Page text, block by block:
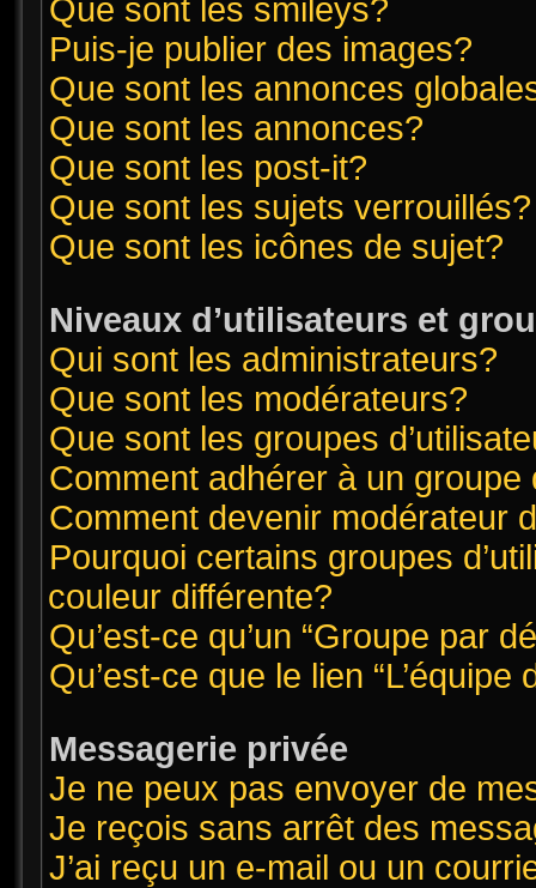
Que sont les smileys?
Puis-je publier des images?
Que sont les annonces
Que sont les annonces?
Que sont les post-it?
Que sont les sujets verrouillés?
Que sont les icônes de sujet?
Niveaux d’utilisateurs et
Qui sont les administrateurs?
Que sont les modérateurs?
Que sont les groupes
Comment adhérer à un groupe
Comment devenir modérateur
Pourquoi certains groupes
couleur différente?
Qu’est-ce qu’un “Groupe par
Qu’est-ce que le lien “L’équipe
Messagerie privée
Je ne peux pas envoyer de
Je reçois sans arrêt des
J’ai reçu un e-mail ou un